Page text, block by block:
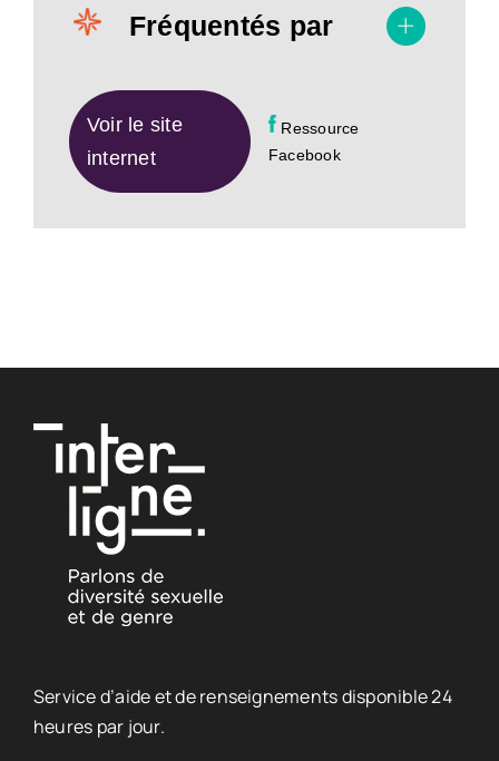
Fréquentés par
Voir le site
internet
Ressource
Facebook
Service d’aide et de renseignements disponible 24
heures par jour.